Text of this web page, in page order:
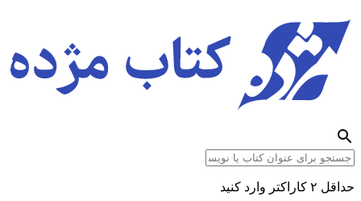
حداقل ۲ کاراکتر وارد کنید